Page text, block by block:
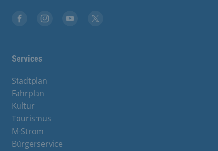
Services
Stadtplan
Fahrplan
Kultur
Tourismus
M-Strom
Bürgerservice